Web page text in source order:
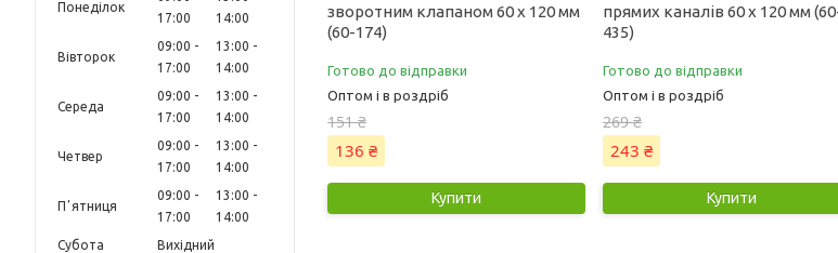
Понеділок
17:00
14:00
Вівторок
09:00
17:00
13:00
14:00
Середа
09:00
17:00
13:00
14:00
Четвер
09:00
17:00
13:00
14:00
Пʼятниця
09:00
17:00
13:00
14:00
Субота
Вихідний
зворотним клапаном 60 х 120 мм
(60-174)
Готово до відправки
Оптом і в роздріб
151 ₴
136 ₴
Купити
прямих каналів 60 х 120 мм
435)
Готово до відправки
Оптом і в роздріб
269 ₴
243 ₴
Купити